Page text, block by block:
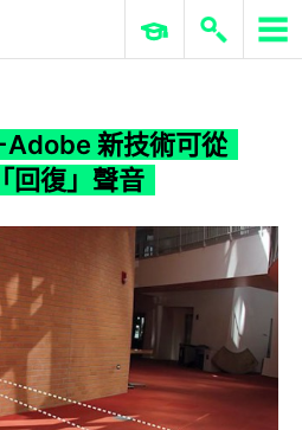
ERP 與商業 AI
Adobe 新技術可從
回復」聲音